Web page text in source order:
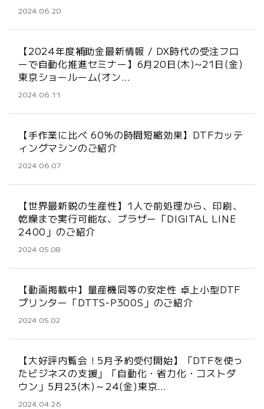
2024.06.20
【2024年度補助金最新情報 / DX時代の受注フロ
ーで自動化推進セミナー】6月20日(木)~21日(金)
東京ショールーム(オン…
2024.06.11
【手作業に比べ 60%の時間短縮効果】DTFカッテ
ィングマシンのご紹介
2024.06.07
【世界最新鋭の生産性】1人で前処理から、印刷、
乾燥まで実行可能な、ブラザー「DIGITAL LINE
2400」のご紹介
2024.05.08
【動画掲載中】量産機同等の安定性 卓上小型DTF
プリンター「DTTS-P300S」のご紹介
2024.05.02
【大好評内覧会！5月予約受付開始】「DTFを使っ
たビジネスの支援」「自動化・省力化・コストダ
ウン」5月23(木)～24(金)東京…
2024.04.26